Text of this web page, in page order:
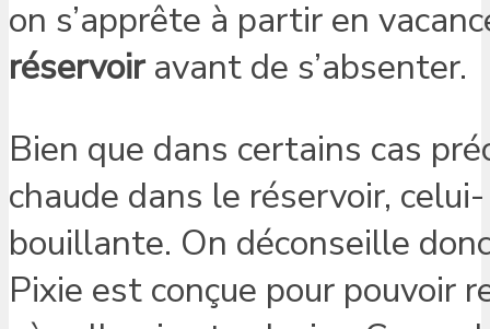
on s’apprête à partir en
réservoiravant de s’absenter.
Bien que dans certains cas
chaude dans le réservoir,
bouillante. On déconseille
Pixie est conçue pour pouvoir